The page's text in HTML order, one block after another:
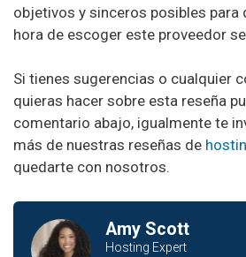
objetivos y sinceros posibles para
hora de escoger este proveedor
Si tienes sugerencias o cualquier
quieras hacer sobre esta reseña
comentario abajo, igualmente te
más de nuestras reseñas de
quedarte con nosotros.
Amy Scott
Hosting Expert